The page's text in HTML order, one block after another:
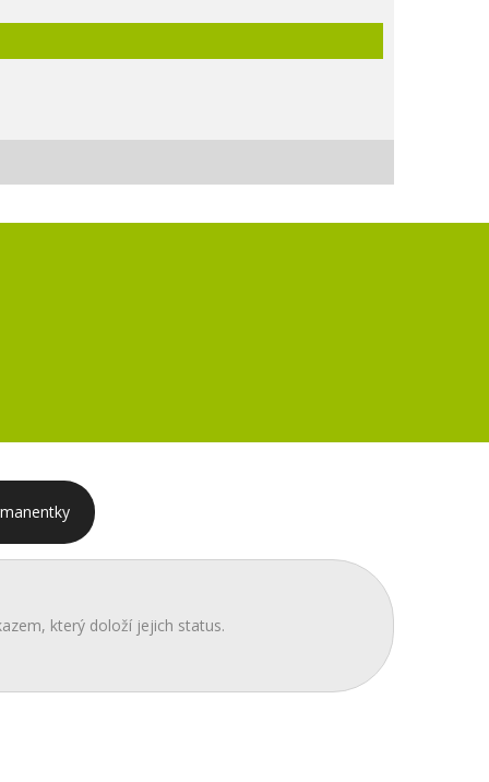
který doloží jejich status.